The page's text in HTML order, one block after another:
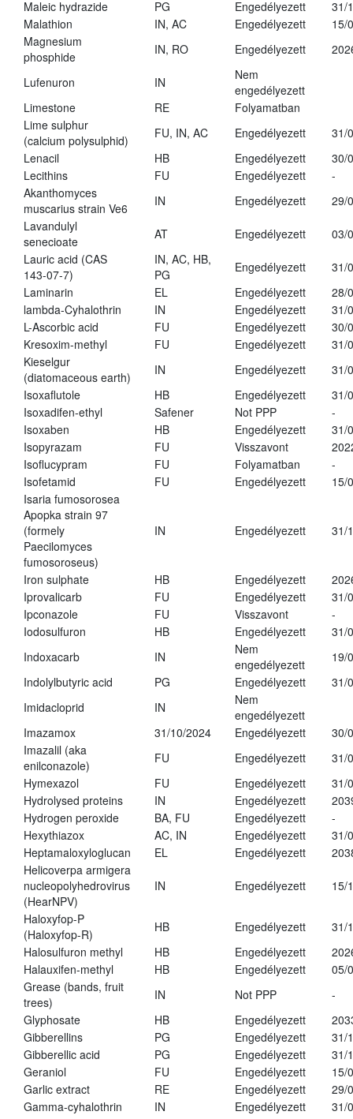
Maleic hydrazide
PG Engedélyezett
31/
Malathion
IN, AC Engedélyezett
15/
Magnesium
phosphide
IN, RO Engedélyezett
Lufenuron IN
Nem
engedélyezett
Limestone
RE
Folyamatban
Lime sulphur
(calcium polysulphid)
FU, IN, AC Engedélyezett
31/
Lenacil
HB Engedélyezett
30/
Lecithins
FU Engedélyezett
-
Akanthomyces
muscarius strain Ve6
IN Engedélyezett
29/
Lavandulyl
senecioate
AT Engedélyezett
03/
Lauric acid (CAS
143-07-7)
IN, AC, HB,
PG
Engedélyezett
31/
Laminarin
EL Engedélyezett
28/
lambda-Cyhalothrin
IN Engedélyezett
31/
L-Ascorbic acid
FU Engedélyezett
30/
Kresoxim-methyl
FU Engedélyezett
31/
Kieselgur
(diatomaceous earth)
IN Engedélyezett
31/
Isoxaflutole
HB Engedélyezett
31/
Isoxadifen-ethyl
Safener Not PPP
-
Isoxaben
HB Engedélyezett
31/
Isopyrazam
FU Visszavont
Isoflucypram
FU Folyamatban
-
Isofetamid
FU Engedélyezett
15/
Isaria fumosorosea
Apopka strain 97
(formely
Paecilomyces
fumosoroseus)
IN Engedélyezett 31/
Iron sulphate HB Engedélyezett
Iprovalicarb
FU Engedélyezett
31/
Ipconazole
FU Visszavont
-
Iodosulfuron
HB Engedélyezett
31/
Indoxacarb
IN
Nem
engedélyezett
19/
Indolylbutyric acid
PG Engedélyezett
31/
Imidacloprid
IN
Nem
engedélyezett
Imazamox
31/10/2024 Engedélyezett
30/
Imazalil (aka
enilconazole)
FU Engedélyezett
31/
Hymexazol
FU Engedélyezett
31/
Hydrolysed proteins
IN Engedélyezett
Hydrogen peroxide
BA, FU Engedélyezett
-
Hexythiazox
AC, IN Engedélyezett
31/
Heptamaloxyloglucan
EL Engedélyezett
Helicoverpa armigera
nucleopolyhedrovirus
(HearNPV)
IN Engedélyezett 15/
Haloxyfop-P
(Haloxyfop-R)
HB Engedélyezett
31/
Halosulfuron methyl
HB Engedélyezett
Halauxifen-methyl
HB Engedélyezett
05/
Grease (bands, fruit
trees)
IN Not PPP
-
Glyphosate
HB Engedélyezett
Gibberellins
PG Engedélyezett
31/
Gibberellic acid
PG Engedélyezett
31/
Geraniol
FU Engedélyezett
15/
Garlic extract
RE Engedélyezett
29/
Gamma-cyhalothrin
IN Engedélyezett
31/